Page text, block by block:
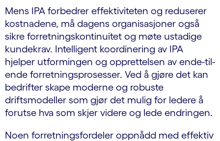
Mens IPA forbedrer effektiviteten og reduserer
kostnadene, må dagens organisasjoner også
sikre forretningskontinuitet og møte ustadige
kundekrav. Intelligent koordinering av IPA
hjelper utformingen og opprettelsen av ende-til-
ende forretningsprosesser. Ved å gjøre det kan
bedrifter skape moderne og robuste
driftsmodeller som gjør det mulig for ledere å
forutse hva som skjer videre og lede endringen.
Noen forretningsfordeler oppnådd med effektiv